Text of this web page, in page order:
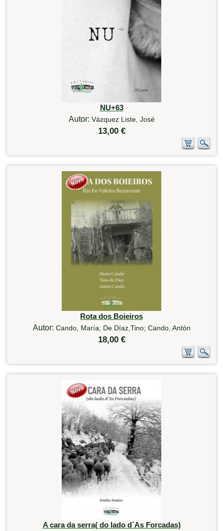
NU+63
Autor: Vázquez Liste, José
13,00 €
Rota dos Boieiros
Autor: Cando, María; De Díaz,Tino; Cando, Antón
18,00 €
A cara da serra( do lado d´As Forcadas)